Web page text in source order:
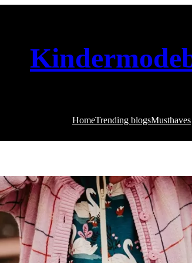
HomeTrending blogsMusthaves